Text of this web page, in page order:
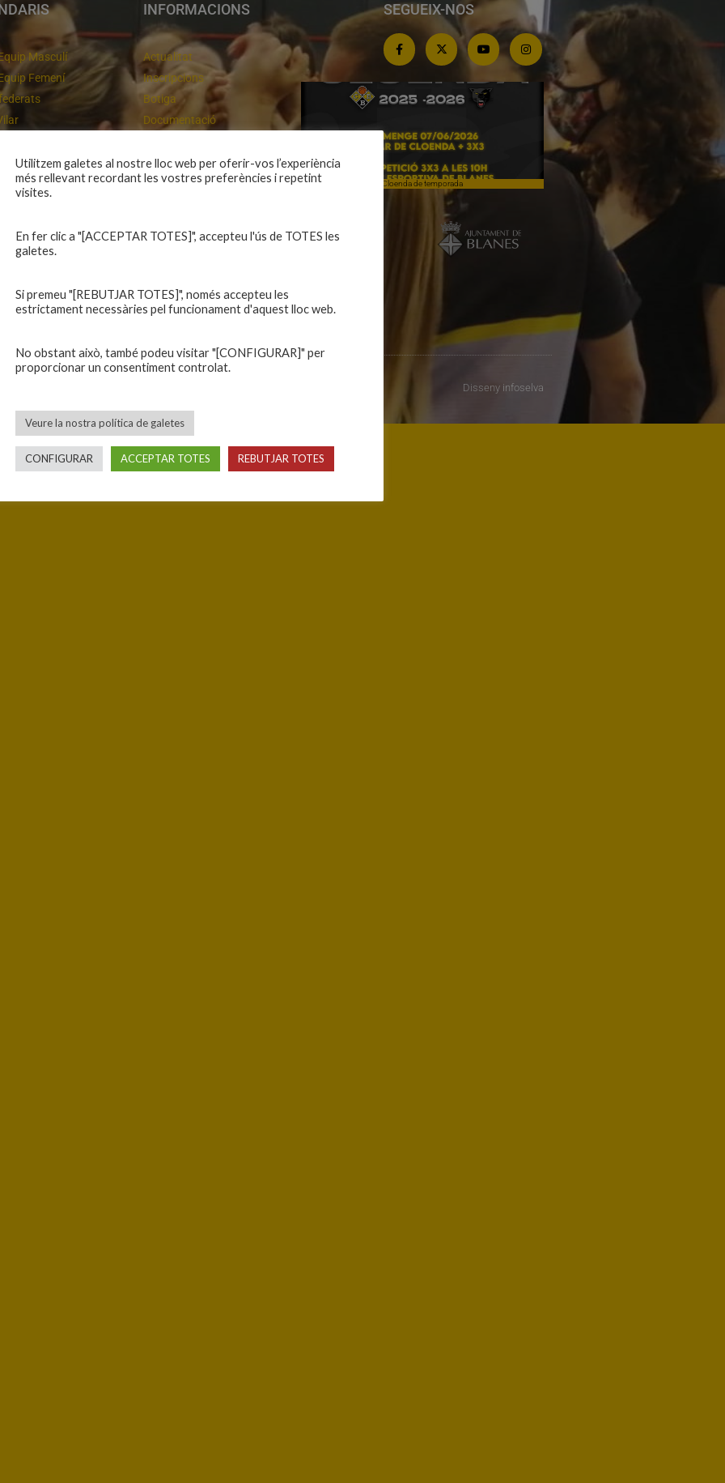
Masculí
Femení
inferiors
casa
INFORMACIONS
Actualitat
Inscripcions
Botiga
Documentació
Intranet
Contacte
SEGUEIX-NOS
Un final rodó Cloenda de temporada
Disseny infoselva
Utilitzem galetes al nostre lloc web per oferir-vos l’experiència
més rellevant recordant les vostres preferències i repetint
visites.
En fer clic a "[ACCEPTAR TOTES]", accepteu l'ús de TOTES les
galetes.
Si premeu "[REBUTJAR TOTES]", només accepteu les
estrictament necessàries pel funcionament d'aquest lloc web.
No obstant això, també podeu visitar "[CONFIGURAR]" per
proporcionar un consentiment controlat.
Veure la nostra política de galetes
CONFIGURAR ACCEPTAR TOTES REBUTJAR TOTES